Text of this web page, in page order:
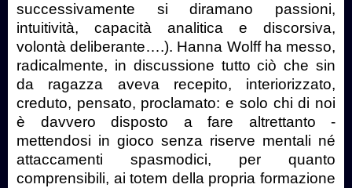
successivamente si diramano passioni,
intuitività, capacità analitica e discorsiva,
volontà deliberante….). Hanna Wolff ha messo,
radicalmente, in discussione tutto ciò che sin
da ragazza aveva recepito, interiorizzato,
creduto, pensato, proclamato: e solo chi di noi
è davvero disposto a fare altrettanto -
mettendosi in gioco senza riserve mentali né
attaccamenti spasmodici, per quanto
comprensibili, ai totem della propria formazione